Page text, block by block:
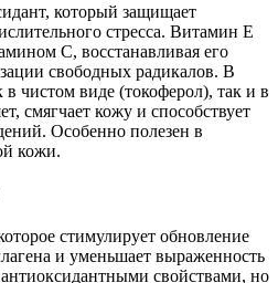
который защищает
стресса. Витамин E
C, восстанавливая его
свободных радикалов. В
в чистом виде (токоферол), так и в
смягчает кожу и способствует
Особенно полезен в
кожи.
стимулирует обновление
и уменьшает выраженность
свойствами, но